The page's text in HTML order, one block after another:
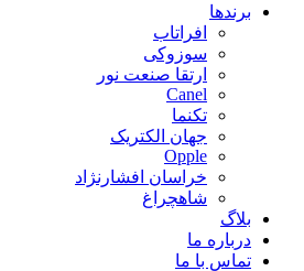
برندها
افراتاب
سوزوکی
ارتقا صنعت نور
Canel
تکنما
جهان الکتریک
Opple
خراسان افشارنژاد
شاهچراغ
بلاگ
درباره ما
تماس با ما